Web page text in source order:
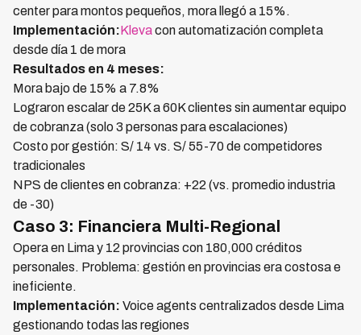
center para montos pequeños, mora llegó a 15%.
Implementación: Klevacon automatización completa
desde día 1 de mora
Resultados en 4 meses:
Mora bajo de 15% a 7.8%
Lograron escalar de 25K a 60K clientes sin aumentar equipo
de cobranza (solo 3 personas para escalaciones)
Costo por gestión: S/ 14 vs. S/ 55-70 de competidores
tradicionales
NPS de clientes en cobranza: +22 (vs. promedio industria
de -30)
Caso 3: Financiera Multi-Regional
Opera en Lima y 12 provincias con 180,000 créditos
personales. Problema: gestión en provincias era costosa e
ineficiente.
Implementación: Voice agents centralizados desde Lima
gestionando todas las regiones